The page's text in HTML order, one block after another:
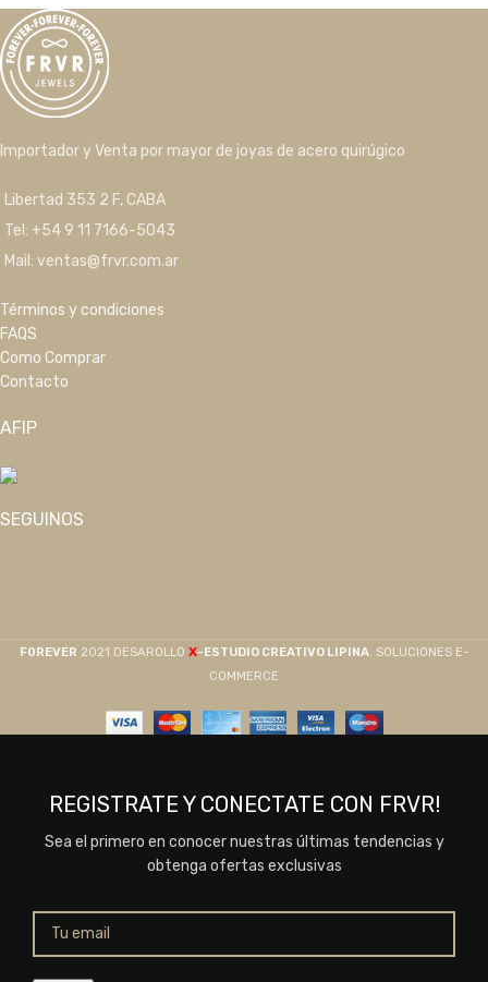
Importador y Venta por mayor de joyas de acero quirúgico
Libertad 353 2 F, CABA
Tel: +54 9 11 7166-5043
Mail: ventas@frvr.com.ar
Términos y condiciones
FAQS
Como Comprar
Contacto
AFIP
SEGUINOS
F0REVER 2021 DESAROLLO X-ESTUDIO CREATIVO LIPINA. SOLUCIONES E-
COMMERCE
REGISTRATE Y CONECTATE CON FRVR!
Sea el primero en conocer nuestras últimas tendencias y
obtenga ofertas exclusivas